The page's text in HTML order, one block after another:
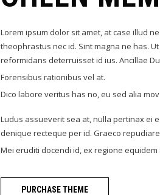
Lorem ipsum dolor sit amet, at case illud
theophrastus nec id. Sint magna ne has.
reformidans deterruisset id ius. Ancillae
Forensibus rationibus vel at.
Dico labore veritus has no, eu sed alia
Ludus assueverit sea at, nulla pertinax ei
denique recteque per id. Graeco
Mei eruditi docendi id, ex regione
PURCHASE THEME